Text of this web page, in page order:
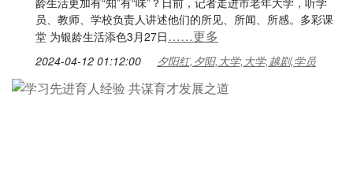
员、教师、学校负责人讲述他们的所见、所闻、所感。多彩课
堂 为银龄生活添色3月27日……更多
2024-04-12 01:12:00 夕阳红,夕阳,大学,大学,越剧,学员